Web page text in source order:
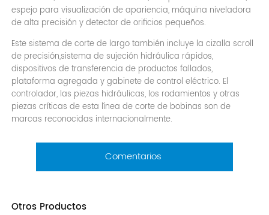
espejo para visualización de apariencia, máquina niveladora
de alta precisión y detector de orificios pequeños.
Este sistema de corte de largo también incluye la cizalla scroll
de precisión,sistema de sujeción hidráulica rápidos,
dispositivos de transferencia de productos fallados,
plataforma agregada y gabinete de control eléctrico. El
controlador, las piezas hidráulicas, los rodamientos y otras
piezas críticas de esta línea de corte de bobinas son de
marcas reconocidas internacionalmente.
Comentarios
Otros Productos